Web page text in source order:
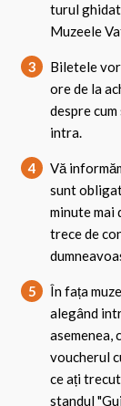
turul
Muzeele
3
Biletele
ore de la
despre
intra.
4
Vă
sunt
minute mai
trece de
5
În fața
alegând
asemenea,
voucherul
ce ați
standul